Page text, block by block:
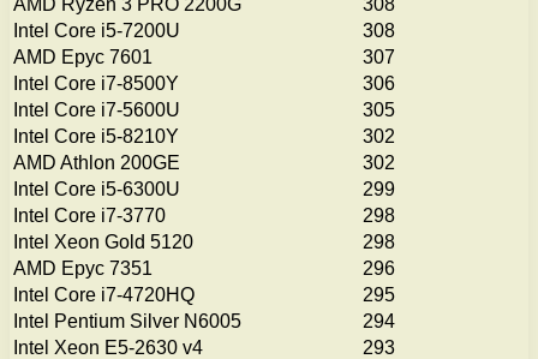
Intel Core i5-7200U
308
AMD Epyc 7601
307
Intel Core i7-8500Y
306
Intel Core i7-5600U
305
Intel Core i5-8210Y
302
AMD Athlon 200GE
302
Intel Core i5-6300U
299
Intel Core i7-3770
298
Intel Xeon Gold 5120
298
AMD Epyc 7351
296
Intel Core i7-4720HQ
295
Intel Pentium Silver N6005
294
Intel Xeon E5-2630 v4
293